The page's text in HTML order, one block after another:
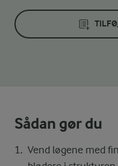
Sådan gør du
Vend løgene med